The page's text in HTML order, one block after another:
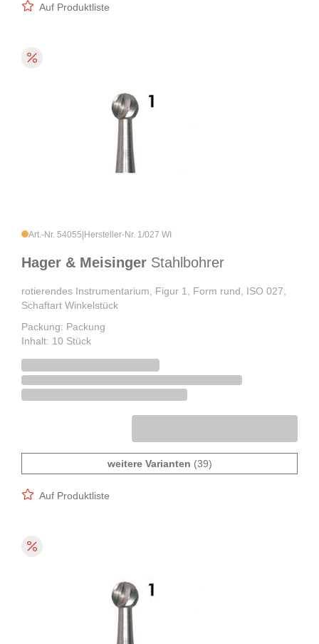
Auf Produktliste
Art.-Nr. 54055 Hersteller-Nr. 1/027 WI
Hager & Meisinger Stahlbohrer
rotierendes Instrumentarium, Figur 1, Form rund, ISO 027,
Schaftart Winkelstück
Packung: Packung
Inhalt: 10 Stück
weitere Varianten (39)
Auf Produktliste